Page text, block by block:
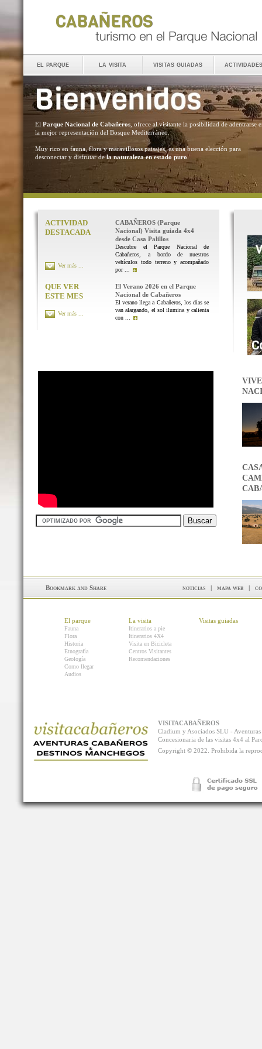
el parque la visita visitas guiadas actividades
El Parque Nacional de Cabañeros , ofrece al visitante la posibilidad de adentrarse
la mejor representación del Bosque Mediterráneo.
Muy rico en fauna, flora y maravillosos paisajes, es una buena elección para
desconectar y disfrutar dela naturaleza en estado puro .
ACTIVIDAD
DESTACADA
CABAÑEROS (Parque
Nacional) Visita guiada 4x4
desde Casa Palillos
Descubre el Parque Nacional de
Cabañeros, a bordo de nuestros
vehículos todo terreno y acompañado
por ...
Ver más ...
QUE VER
ESTE MES
El Verano 2026 en el Parque
Nacional de Cabañeros
El verano llega a Cabañeros, los días se
van alargando, el sol ilumina y calienta
con ...
Ver más ...
noticias | mapa web |
El parque
Fauna
Flora
Historia
Etnografía
Geología
Como llegar
Audios
La visita
Itinerarios a pie
Itinerarios 4X4
Visita en Bicicleta
Centros Visitantes
Recomendaciones
Visitas guiadas
VISITACABAÑEROS
Cladium y Asociados SLU -
Concesionaria de las visitas 4x4 al
Copyright © 2022. Prohibida la